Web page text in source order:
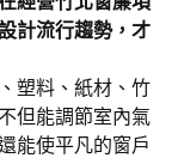
計流行趨勢，才
塑料、紙材、竹
但能調節室內氣
能使平凡的窗戶